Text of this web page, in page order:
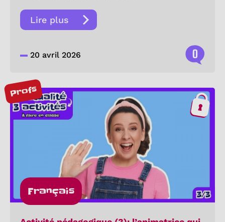
Lire plus
20 avril 2026 0
Profs
Français